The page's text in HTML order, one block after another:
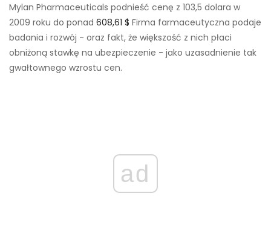
Mylan Pharmaceuticals podnieść cenę z 103,5 dolara w
2009 roku do ponad 608,61 $ Firma farmaceutyczna podaje
badania i rozwój - oraz fakt, że większość z nich płaci
obniżoną stawkę na ubezpieczenie - jako uzasadnienie tak
gwałtownego wzrostu cen.
ad